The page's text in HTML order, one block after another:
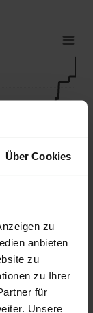
Über Cookies
zu
anbieten
zu
zu Ihrer
für
Unsere
Mai
2026
in Deutschland